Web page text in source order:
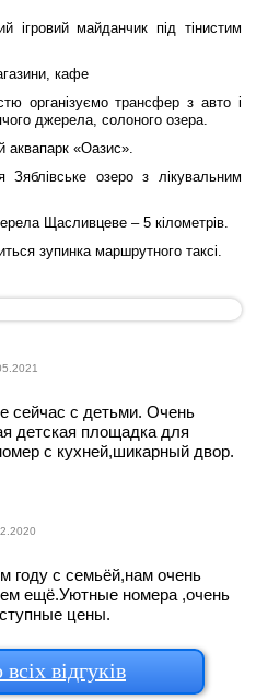
ігровий майданчик під тінистим
кафе
організуємо трансфер з авто і
джерела, солоного озера.
аквапарк «Оазис».
озеро з лікувальним
Щасливцеве – 5 кілометрів.
зупинка маршрутного таксі.
сейчас с детьми. Очень
детская площадка для
с кухней,шикарный двор.
году с семьёй,нам очень
ещё.Уютные номера ,очень
цены.
відгуків